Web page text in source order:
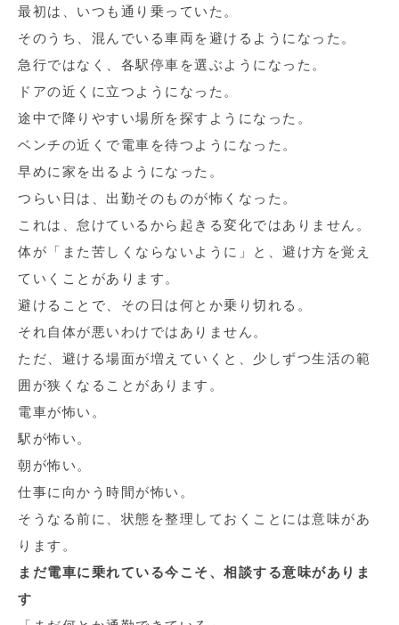
最初は、いつも通り乗っていた。
そのうち、混んでいる車両を避けるようになった。
急行ではなく、各駅停車を選ぶようになった。
ドアの近くに立つようになった。
途中で降りやすい場所を探すようになった。
ベンチの近くで電車を待つようになった。
早めに家を出るようになった。
つらい日は、出勤そのものが怖くなった。
これは、怠けているから起きる変化ではありません。
体が「また苦しくならないように」と、避け方を覚え
ていくことがあります。
避けることで、その日は何とか乗り切れる。
それ自体が悪いわけではありません。
ただ、避ける場面が増えていくと、少しずつ生活の範
囲が狭くなることがあります。
電車が怖い。
駅が怖い。
朝が怖い。
仕事に向かう時間が怖い。
そうなる前に、状態を整理しておくことには意味があ
ります。
まだ電車に乗れている今こそ、相談する意味がありま
す